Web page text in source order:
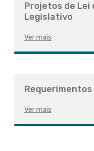
Projetos de Lei
Legislativo
Ver mais
Requerimentos
Ver mais